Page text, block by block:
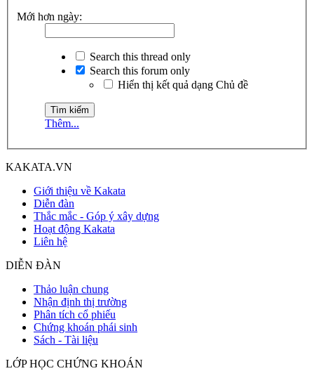
Mới hơn ngày:
Search this thread only
Search this forum only
Hiển thị kết quả dạng Chủ đề
Thêm...
KAKATA.VN
Giới thiệu về Kakata
Diễn đàn
Thắc mắc - Góp ý xây dựng
Hoạt động Kakata
Liên hệ
DIỄN ĐÀN
Thảo luận chung
Nhận định thị trường
Phân tích cổ phiếu
Chứng khoán phái sinh
Sách - Tài liệu
LỚP HỌC CHỨNG KHOÁN